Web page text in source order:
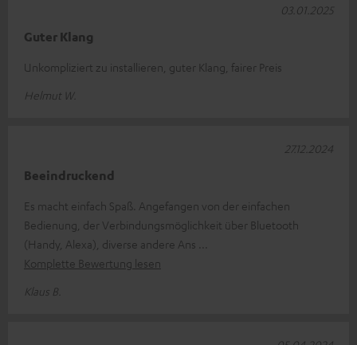
Guter Klang
Unkompliziert zu installieren, guter Klang, fairer Preis
Helmut W.
03.01.2025
Beeindruckend
Es macht einfach Spaß. Angefangen von der einfachen
Bedienung, der Verbindungsmöglichkeit über Bluetooth
(Handy, Alexa), diverse andere Ans
Komplette Bewertung lesen
Klaus B.
27.12.2024